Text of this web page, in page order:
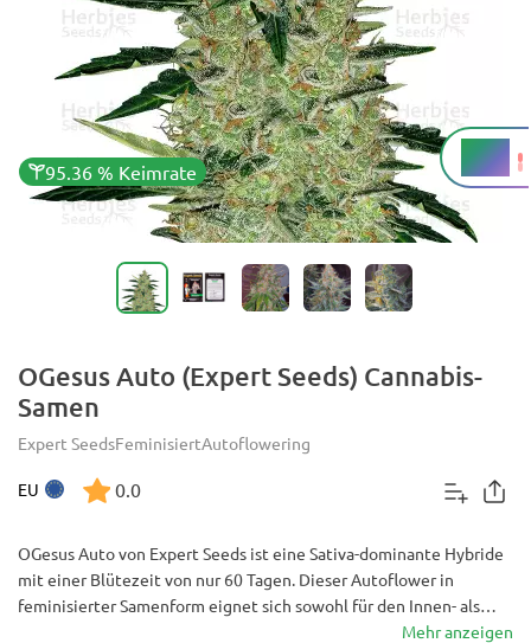
95.36 % Keimrate
19 %
THC
OGesus Auto (Expert Seeds) Cannabis-
Samen
Expert SeedsFeminisiertAutoflowering
EU 0.0
OGesus Auto von Expert Seeds ist eine Sativa-dominante Hybride
mit einer Blütezeit von nur 60 Tagen. Dieser Autoflower in
feminisierter Samenform eignet sich sowohl für den Innen- als
auch für den Außenbereich mit Erträgen von bis zu 700 g / m² oder
Mehr anzeigen